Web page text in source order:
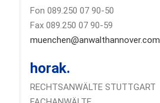
Fon 089.250 07 90-50
Fax 089.250 07 90-59
muenchen@anwalthannover.com
horak.
RECHTSANWÄLTE STUTTGART